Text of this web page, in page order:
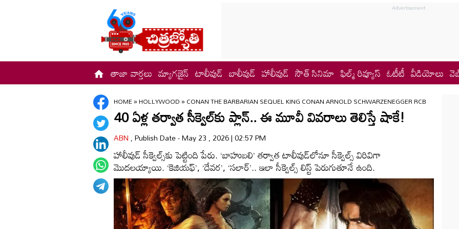
తాజా వార్తలు మ్యాగజైన్ టాలీవుడ్ బాలీవుడ్ హాలీవుడ్ సౌత్ సినిమా ఫిల్మ్ రివ్యూస్ ఓటీటీ వీడియోలు
HOME»HOLLYWOOD»CONAN THE BARBARIAN SEQUEL KING CONAN ARNOLD SCHWARZENEGGER RCB
40 ఏళ్ల తర్వాత సీక్వెల్‌కు ప్లాన్.. ఈ మూవీ వివరాలు తెలిస్తే షాకే!
ABN, Publish Date - May 23 , 2026 | 02:57 PM
హాలీవుడ్‌ సీక్వెల్స్‌కు పెట్టింది పేరు. ‘బాహుబలి’ తర్వాత టాలీవుడ్‌లోనూ సీక్వెల్స్ విరివిగా
మొదలయ్యాయి. ‘కెజియఫ్’, ‘దేవర’, ‘సలార్’.. ఇలా సీక్వెల్స్ లిస్ట్ పెరుగుతూనే ఉంది.